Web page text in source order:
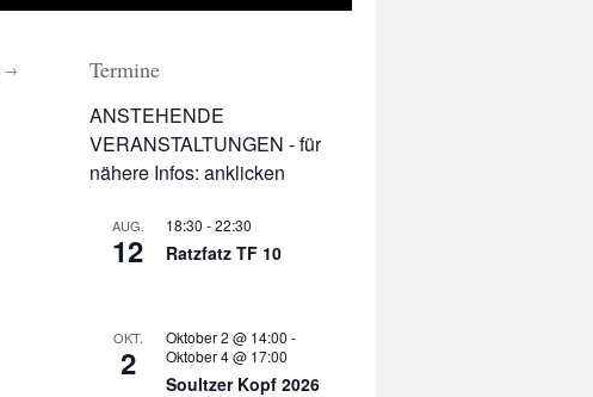
→ Termine
ANSTEHENDE
VERANSTALTUNGEN - für
nähere Infos: anklicken
AUG.
12
18:30 -22:30
Ratzfatz TF 10
OKT.
2
Oktober 2 @ 14:00 -
Oktober 4 @ 17:00
Soultzer Kopf 2026